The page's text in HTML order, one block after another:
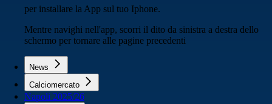
per installare la App sul tuo Iphone.
Mentre navighi nell'app, scorri il dito da sinistra a destra dello
schermo per tornare alle pagine precedenti
News
Calciomercato
Napoli 2025/26